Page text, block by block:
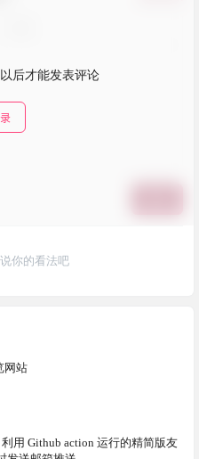
后才能发表评论
你的看法吧
网站
用 Github action 运行的精简版友